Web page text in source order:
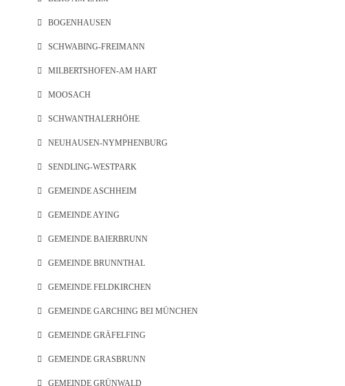
BOGENHAUSEN
SCHWABING-FREIMANN
MILBERTSHOFEN-AM HART
MOOSACH
SCHWANTHALERHÖHE
NEUHAUSEN-NYMPHENBURG
SENDLING-WESTPARK
GEMEINDE ASCHHEIM
GEMEINDE AYING
GEMEINDE BAIERBRUNN
GEMEINDE BRUNNTHAL
GEMEINDE FELDKIRCHEN
GEMEINDE GARCHING BEI MÜNCHEN
GEMEINDE GRÄFELFING
GEMEINDE GRASBRUNN
GEMEINDE GRÜNWALD